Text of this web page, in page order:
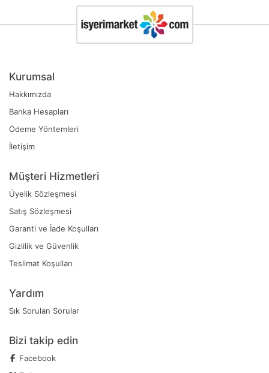
Kurumsal
Hakkımızda
Banka Hesapları
Ödeme Yöntemleri
İletişim
Müşteri Hizmetleri
Üyelik Sözleşmesi
Satış Sözleşmesi
Garanti ve İade Koşulları
Gizlilik ve Güvenlik
Teslimat Koşulları
Yardım
Sık Sorulan Sorular
Bizi takip edin
Facebook